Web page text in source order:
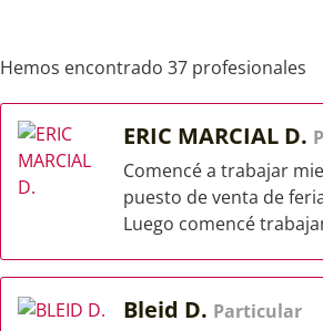
Hemos encontrado 37 profesionales
ERIC MARCIAL D.
Comencé a trabajar
puesto de venta de
Luego comencé
Bleid D. Particular